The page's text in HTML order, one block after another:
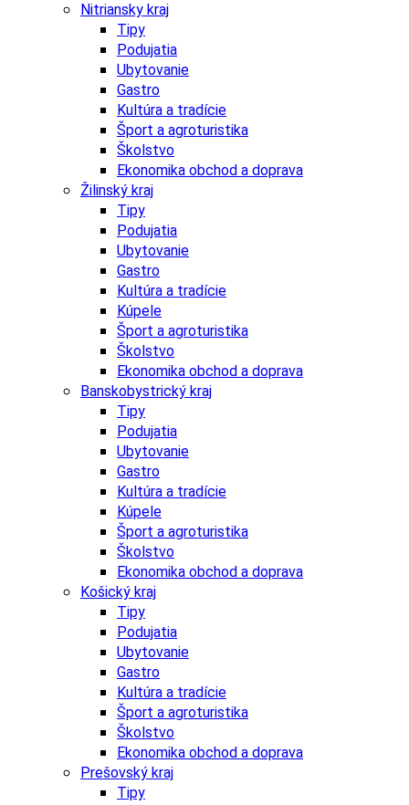
Nitriansky kraj
Tipy
Podujatia
Ubytovanie
Gastro
Kultúra a tradície
Šport a agroturistika
Školstvo
Ekonomika obchod a doprava
Žilinský kraj
Tipy
Podujatia
Ubytovanie
Gastro
Kultúra a tradície
Kúpele
Šport a agroturistika
Školstvo
Ekonomika obchod a doprava
Banskobystrický kraj
Tipy
Podujatia
Ubytovanie
Gastro
Kultúra a tradície
Kúpele
Šport a agroturistika
Školstvo
Ekonomika obchod a doprava
Košický kraj
Tipy
Podujatia
Ubytovanie
Gastro
Kultúra a tradície
Šport a agroturistika
Školstvo
Ekonomika obchod a doprava
Prešovský kraj
Tipy